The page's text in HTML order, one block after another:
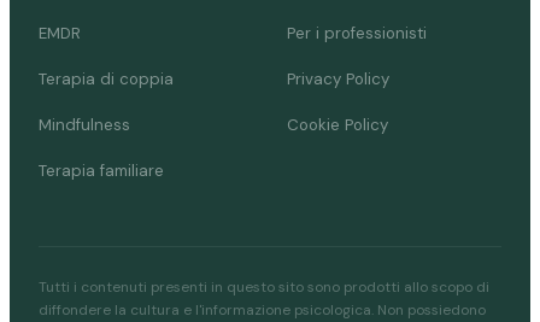
EMDR
Terapia di coppia
Mindfulness
Terapia familiare
Per i professionisti
Privacy Policy
Cookie Policy
Tutti i contenuti presenti in questo sito sono prodotti allo scopo di
diffondere la cultura e l'informazione psicologica. Non possiedono